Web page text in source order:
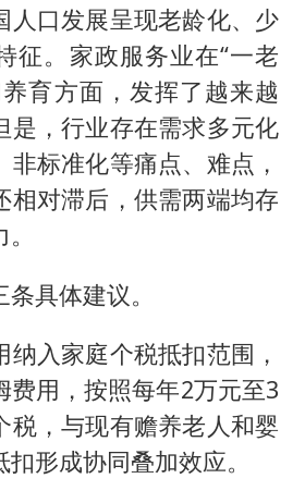
人口发展呈现老龄化、少
征。家政服务业在“一老
育方面，发挥了越来越
是，行业存在需求多元化
标准化等痛点、难点，
相对滞后，供需两端均存
具体建议。
入家庭个税抵扣范围，
费用，按照每年2万元至3
税，与现有赡养老人和婴
形成协同叠加效应。